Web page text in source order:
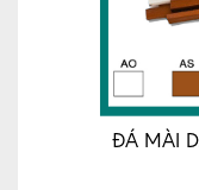
ĐÁ MÀI